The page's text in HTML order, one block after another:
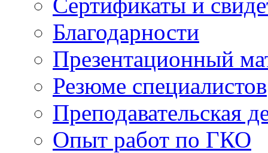
Благодарности
Презентационный
Резюме специалистов
Преподавательская
Опыт работ по ГКО